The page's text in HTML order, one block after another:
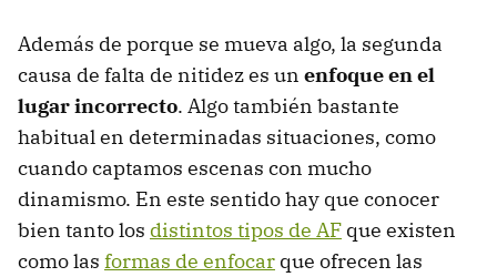
Además de porque se mueva algo, la segunda
causa de falta de nitidez es un enfoque en el
lugar incorrecto. Algo también bastante
habitual en determinadas situaciones, como
cuando captamos escenas con mucho
dinamismo. En este sentido hay que conocer
bien tanto los distintos tipos de AF que existen
como las formas de enfocar que ofrecen las